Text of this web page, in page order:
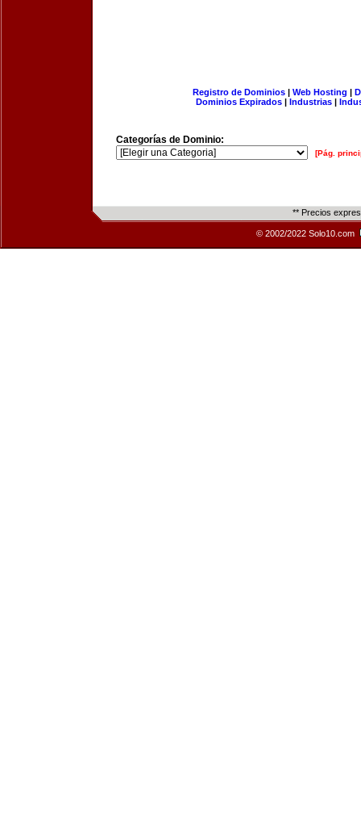
Registro de Dominios| Web Hosting |
Dominios Expirados | Industrias |
Categorías de Dominio:
[Pág.
** Precios
© 2002/2022 Solo10.com